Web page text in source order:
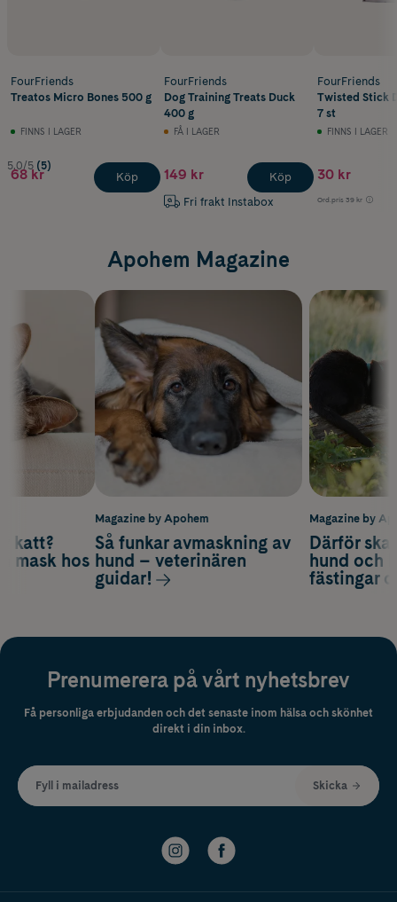
FourFriends
Treatos Micro Bones 500 g
FINNS I LAGER
5.0/5 (5)
68 kr Köp
FourFriends
Dog Training Treats Duck
400 g
FÅ I LAGER
149 kr
Fri frakt Instabox
Köp
FourFriends
Twisted Stick
7 st
FINNS I LAGER
30 kr
Ord.pris 39 kr
Apohem Magazine
Magazine by
Därför
hund och
fästingar
katt?
mask hos
Magazine by Apohem
Så funkar avmaskning av
hund – veterinären
guidar!
Prenumerera på vårt nyhetsbrev
Få personliga erbjudanden och det senaste inom hälsa och skönhet
direkt i din inbox.
Fyll i mailadress Skicka